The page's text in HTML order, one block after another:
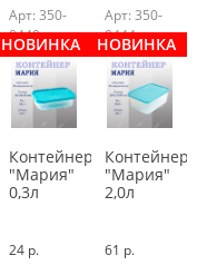
Арт: 350-
0440
НОВИНКА
Контейнер
"Мария"
0,3л
24 р.
Арт: 350-
0444
НОВИНКА
Контейнер
"Мария"
2,0л
61 р.